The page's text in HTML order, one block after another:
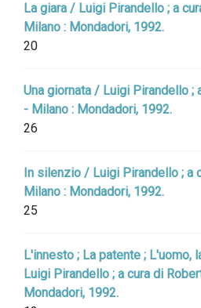
La giara / Luigi Pirandello ; a
Milano : Mondadori, 1992.
20
Una giornata / Luigi Pirandello ;
- Milano : Mondadori, 1992.
26
In silenzio / Luigi Pirandello ; a
Milano : Mondadori, 1992.
25
L'innesto ; La patente ; L'uomo,
Luigi Pirandello ; a cura di
Mondadori, 1992.